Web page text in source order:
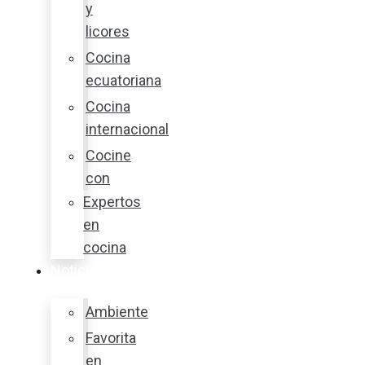
y
licores
Cocina
ecuatoriana
Cocina
internacional
Cocine
con
Expertos
en
cocina
Ambiente
Favorita
en